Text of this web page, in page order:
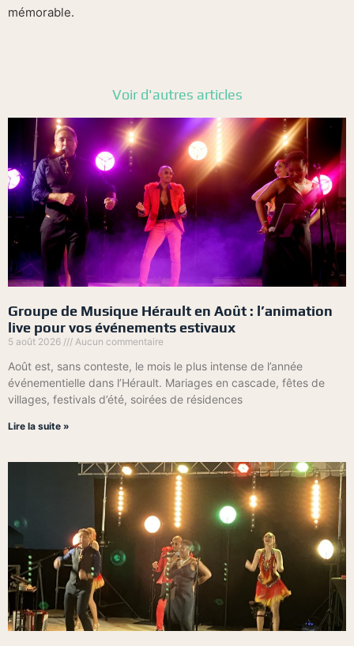
mémorable.
Voir d'autres articles
Groupe de Musique Hérault en Août : l’animation
live pour vos événements estivaux
5 août 2026 Aucun commentaire
Août est, sans conteste, le mois le plus intense de l’année
événementielle dans l’Hérault. Mariages en cascade, fêtes de
villages, festivals d’été, soirées de résidences
Lire la suite »